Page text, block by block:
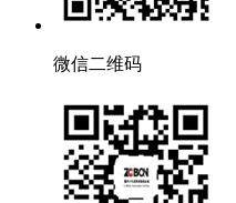
微信二维码